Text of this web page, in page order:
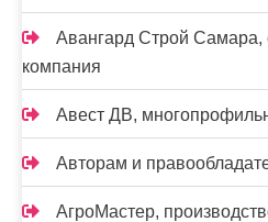
Авангард Строй Самара,
компания
Авест ДВ,
Авторам и
АгроМастер,